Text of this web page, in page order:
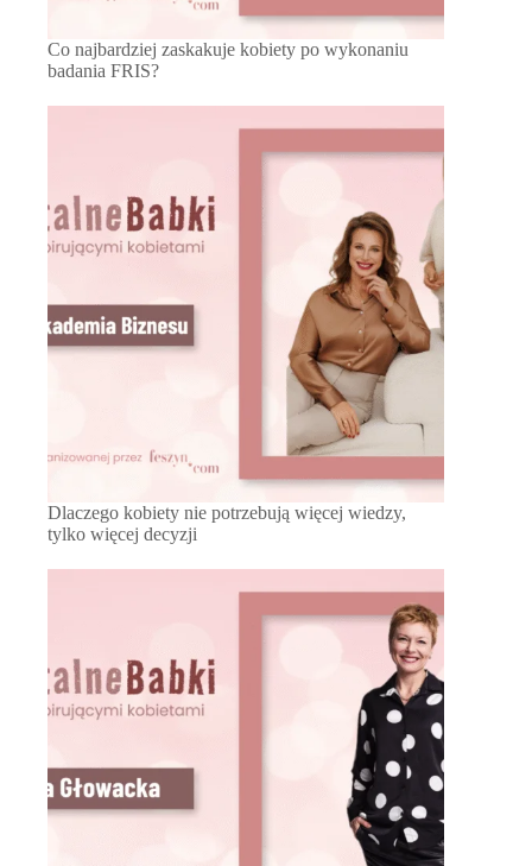
Co najbardziej zaskakuje kobiety po wykonaniu
badania FRIS?
Dlaczego kobiety nie potrzebują więcej wiedzy,
tylko więcej decyzji